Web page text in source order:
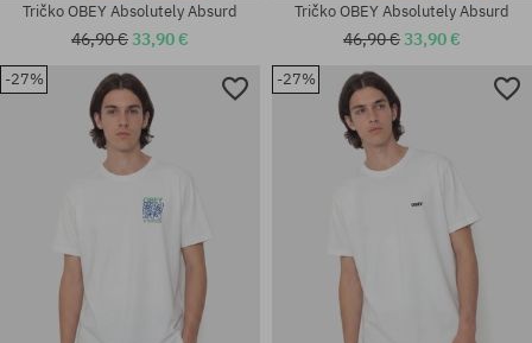
Dostupné veľkosti:
Dostupné veľkosti:
Tričko OBEY Absolutely Absurd
46,90 €33,90 €
Tričko OBEY Absolutely Absurd
46,90 €33,90 €
-27% -27%